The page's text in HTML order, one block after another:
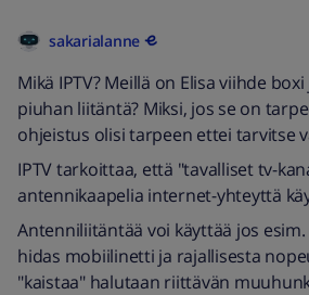
sakarialanne
Mikä IPTV? Meillä on Elisa viihde
piuhan liitäntä? Miksi, jos se on
ohjeistus olisi tarpeen ettei tarvitse
IPTV tarkoittaa, että "tavalliset tv-
antennikaapelia internet-yhteyttä
Antenniliitäntää voi käyttää jos
hidas mobiilinetti ja rajallisesta
"kaistaa" halutaan riittävän